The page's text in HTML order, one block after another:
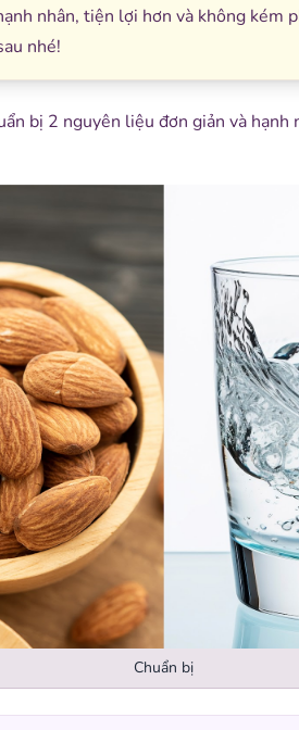
nhân, tiện lợi hơn và không kém
nhé!
bị 2 nguyên liệu đơn giản và hạnh
Chuẩn bị